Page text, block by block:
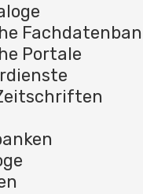
Portale